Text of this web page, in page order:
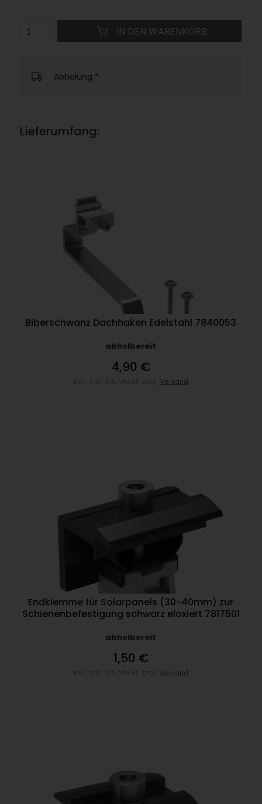
IN DEN WARENKORB
Abholung *
Lieferumfang:
Biberschwanz Dachhaken Edelstahl 7840053
abholbereit
4,90 €
Versand
Endklemme für Solarpanels (30-40mm) zur
Schienenbefestigung schwarz eloxiert 7817501
abholbereit
1,50 €
Versand